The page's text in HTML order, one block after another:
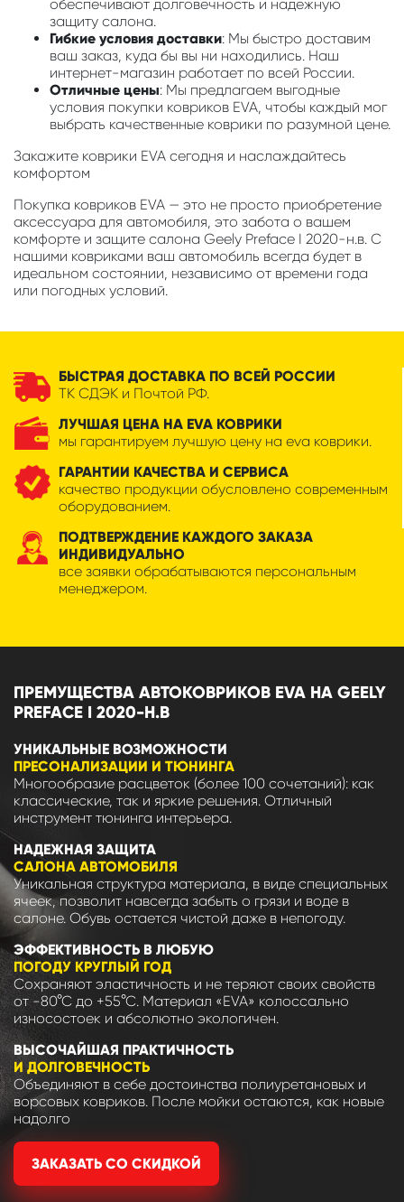
обеспечивают долговечность и надежную
защиту салона.
Гибкие условия доставки: Мы быстро доставим
ваш заказ, куда бы вы ни находились. Наш
интернет-магазин работает по всей России.
Отличные цены: Мы предлагаем выгодные
условия покупки ковриков EVA, чтобы каждый мог
выбрать качественные коврики по разумной цене.
Закажите коврики EVA сегодня и наслаждайтесь
комфортом
Покупка ковриков EVA — это не просто приобретение
аксессуара для автомобиля, это забота о вашем
комфорте и защите салона Geely Preface I 2020-н.в. С
нашими ковриками ваш автомобиль всегда будет в
идеальном состоянии, независимо от времени года
или погодных условий.
БЫСТРАЯ ДОСТАВКА ПО ВСЕЙ РОССИИ
ТК СДЭК и Почтой РФ.
ЛУЧШАЯ ЦЕНА НА EVA КОВРИКИ
мы гарантируем лучшую цену на eva коврики.
ГАРАНТИИ КАЧЕСТВА И СЕРВИСА
качество продукции обусловлено современным
оборудованием.
ПОДТВЕРЖДЕНИЕ КАЖДОГО ЗАКАЗА
ИНДИВИДУАЛЬНО
все заявки обрабатываются персональным
менеджером.
ПРЕМУЩЕСТВА АВТОКОВРИКОВ EVA НА GEELY
PREFACE I 2020-Н.В
УНИКАЛЬНЫЕ ВОЗМОЖНОСТИ
ПРЕСОНАЛИЗАЦИИ И ТЮНИНГА
Многообразие расцветок (более 100 сочетаний): как
классические, так и яркие решения. Отличный
инструмент тюнинга интерьера.
НАДЕЖНАЯ ЗАЩИТА
САЛОНА АВТОМОБИЛЯ
Уникальная структура материала, в виде специальных
ячеек, позволит навсегда забыть о грязи и воде в
салоне. Обувь остается чистой даже в непогоду.
ЭФФЕКТИВНОСТЬ В ЛЮБУЮ
ПОГОДУ КРУГЛЫЙ ГОД
Сохраняют эластичность и не теряют своих свойств
от -80°С до +55°С. Материал «EVA» колоссально
износостоек и абсолютно экологичен.
ВЫСОЧАЙШАЯ ПРАКТИЧНОСТЬ
И ДОЛГОВЕЧНОСТЬ
Объединяют в себе достоинства полиуретановых и
ворсовых ковриков. После мойки остаются, как новые
надолго
ЗАКАЗАТЬ СО СКИДКОЙ